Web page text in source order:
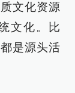
文化资源
文化。比
是源头活